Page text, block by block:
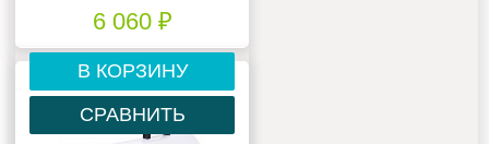
6 060 ₽
В КОРЗИНУ
СРАВНИТЬ